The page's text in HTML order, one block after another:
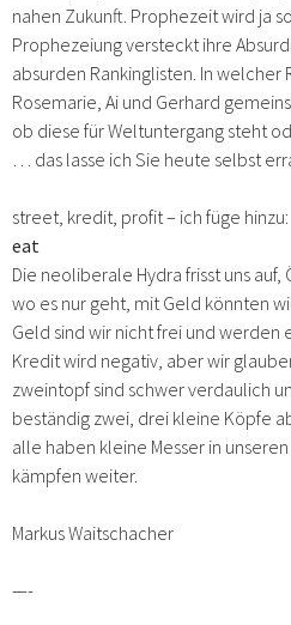
nahen Zukunft. Prophezeit wird ja
Prophezeiung versteckt ihre
absurden Rankinglisten. In welcher
Rosemarie, Ai und Gerhard
ob diese für Weltuntergang steht
… das lasse ich Sie heute selbst
street, kredit, profit – ich füge hinzu:
eat
Die neoliberale Hydra frisst uns
wo es nur geht, mit Geld könnten
Geld sind wir nicht frei und werden
Kredit wird negativ, aber wir
zweintopf sind schwer verdaulich
beständig zwei, drei kleine Köpfe
alle haben kleine Messer in
kämpfen weiter.
Markus Waitschacher
—-